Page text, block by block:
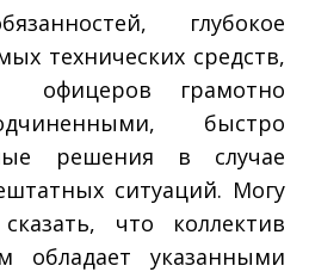
глубокое
технических средств,
грамотно
быстро
решения в случае
ситуаций. Могу
что коллектив
обладает указанными